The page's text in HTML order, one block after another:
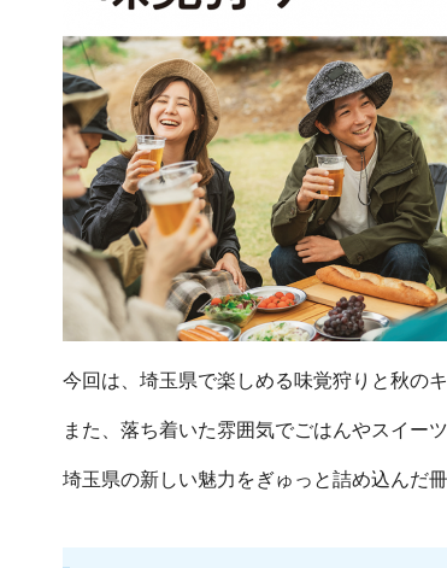
今回は、埼玉県で楽しめる味覚狩りと秋の
また、落ち着いた雰囲気でごはんやスイー
埼玉県の新しい魅力をぎゅっと詰め込んだ